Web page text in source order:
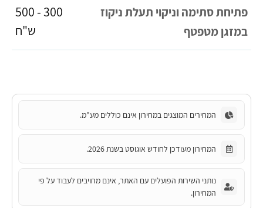
פתיחת סתימה וניקוי תעלת ניקוז
במזגן מטפטף
300 - 500
ש"ח
המחירים המוצגים במחירון אינם כוללים מע"מ.
המחירון מעודכן לחודש אוגוסט בשנת 2026.
נותני השירות הפועלים עם האתר, אינם מחויבים לעבוד על פי
המחירון.